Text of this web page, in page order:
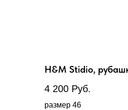
H&M Stidio,
4 200 Руб.
размер 46